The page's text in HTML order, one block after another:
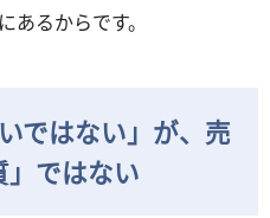
あるからです。
ではない」が、売
ではない